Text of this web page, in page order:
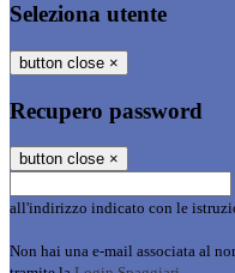
Seleziona utente
button close ×
Recupero password
button close ×
all'indirizzo indicato con le
Non hai una e-mail associata al